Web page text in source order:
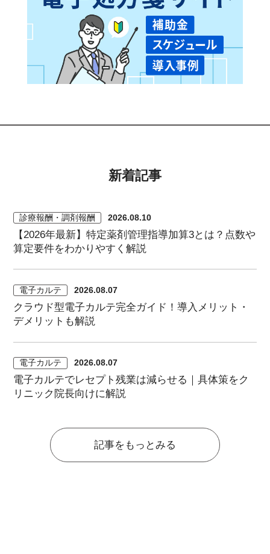
新着記事
診療報酬・調剤報酬 2026.08.10
【2026年最新】特定薬剤管理指導加算3とは？点数や
算定要件をわかりやすく解説
電子カルテ 2026.08.07
クラウド型電子カルテ完全ガイド！導入メリット・
デメリットも解説
電子カルテ 2026.08.07
電子カルテでレセプト残業は減らせる｜具体策をク
リニック院長向けに解説
記事をもっとみる